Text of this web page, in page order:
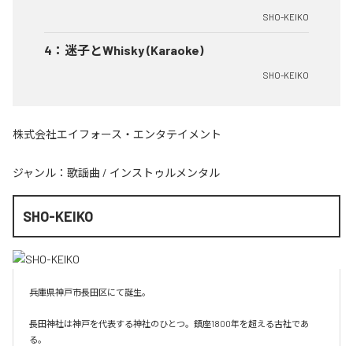
SHO-KEIKO
4 ： 迷子とWhisky (Karaoke)
SHO-KEIKO
株式会社エイフォース・エンタテイメント
ジャンル： 歌謡曲 / インストゥルメンタル
SHO-KEIKO
兵庫県神戸市長田区にて誕生。
長田神社は神戸を代表する神社のひとつ。鎮座1800年を超える古社であ
る。